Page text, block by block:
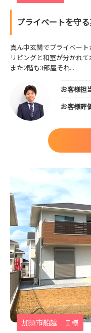
プライベートを守
真ん中玄関でプライベート
リビングと和室が分かれ
また2階も3部屋それ...
お客様担
お客様評
加須市船越 Ｉ様